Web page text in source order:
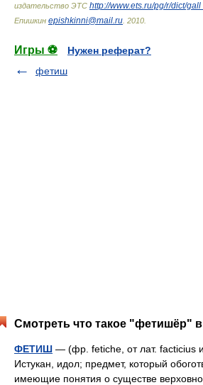
издательство ЭТС http://www.ets.ru/pg/r/dict/
Епишкин epishkinni@mail.ru 2010
Игры ⚽
Нужен реферат?
фетиш
Смотреть что такое "фетишёр"
ФЕТИШ — (фр. fetiche, от лат. facticius
Истукан, идол; предмет, который
имеющие понятия о существе